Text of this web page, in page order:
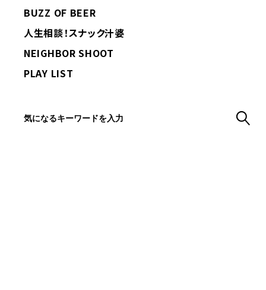
BUZZ OF BEER
人生相談！スナック汁婆
NEIGHBOR SHOOT
PLAY LIST